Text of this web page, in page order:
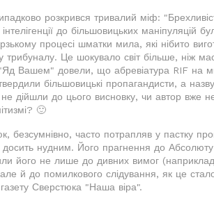
розкрився тривалий міф:
інтелігенції до більшовицьких
процесі шматки мила, які нібито
трибуналу. Це шокувало світ більше, ніж
Вашем" довели, що абревіатура RIF на
більшовицькі пропагандисти, а
не дійшли до цього висновку, чи автор вже
🙂
безсумнівно, часто потрапляв у пастку
досить нудним. Його прагнення до
його не лише до дивних вимог
й до помилкового слідування, як це
Сверстюка "Наша віра".